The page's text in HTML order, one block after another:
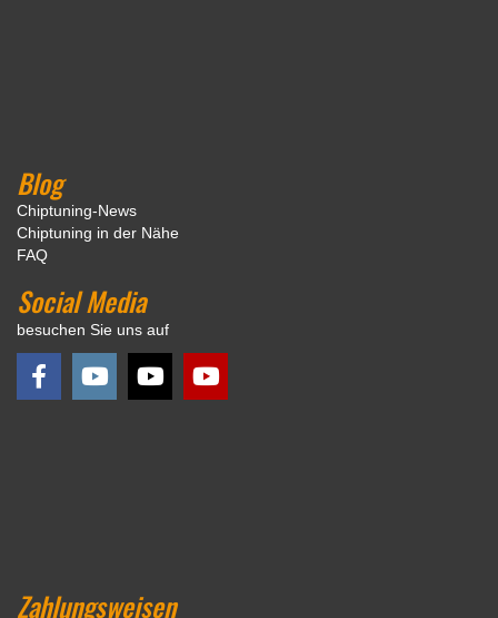
Blog
Chiptuning-News
Chiptuning in der Nähe
FAQ
Social Media
besuchen Sie uns auf
Zahlungsweisen